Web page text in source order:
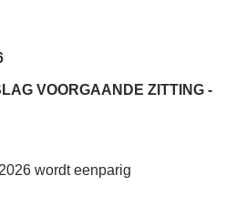
VOORGAANDE ZITTING -
wordt eenparig